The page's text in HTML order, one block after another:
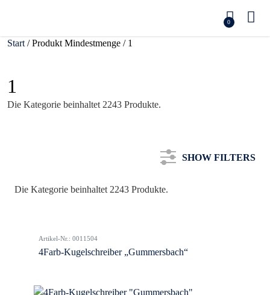
0
Start / Produkt Mindestmenge / 1
1
Die Kategorie beinhaltet 2243 Produkte.
SHOW FILTERS
Farbe
Die Kategorie beinhaltet 2243 Produkte.
Artikel-Nr.: 0011504
4Farb-Kugelschreiber „Gummersbach“